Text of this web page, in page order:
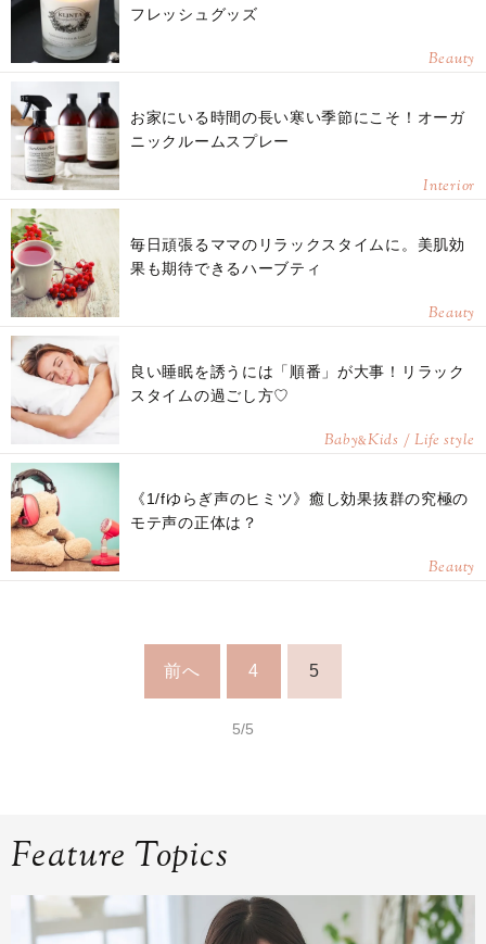
フレッシュグッズ
Beauty
お家にいる時間の長い寒い季節にこそ！オーガ
ニックルームスプレー
Interior
毎日頑張るママのリラックスタイムに。美肌効
果も期待できるハーブティ
Beauty
良い睡眠を誘うには「順番」が大事！リラック
スタイムの過ごし方♡
Baby&Kids / Life style
《1/fゆらぎ声のヒミツ》癒し効果抜群の究極の
モテ声の正体は？
Beauty
前へ 4 5
5/5
Feature Topics